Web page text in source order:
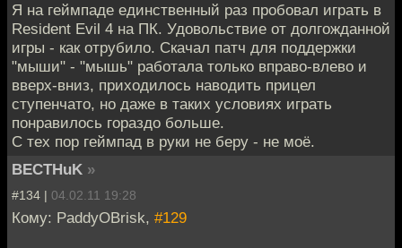
Я на геймпаде единственный раз пробовал играть в
Resident Evil 4 на ПК. Удовольствие от долгожданной
игры - как отрубило. Скачал патч для поддержки
"мыши" - "мышь" работала только вправо-влево и
вверх-вниз, приходилось наводить прицел
ступенчато, но даже в таких условиях играть
понравилось гораздо больше.
С тех пор геймпад в руки не беру - не моё.
BECTHuK »
#134 | 04.02.11 19:28
Кому: PaddyOBrisk, #129